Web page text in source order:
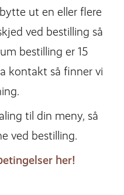
ut en eller flere
ved bestilling så
bestilling er 15
kontakt så finner vi
til din meny, så
ved bestilling.
her!